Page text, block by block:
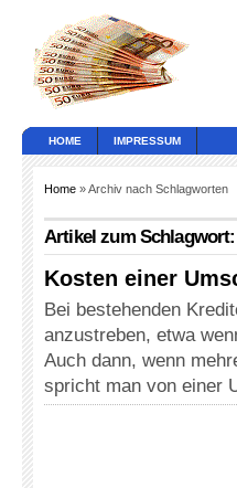
HOME IMPRESSUM
Home » Archiv nach Schlagworten
Artikel zum
Kosten einer
Bei bestehenden
anzustreben, etwa
Auch dann, wenn
spricht man von einer